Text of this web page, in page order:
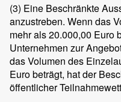
(3) Eine Beschränkte
anzustreben. Wenn das
mehr als 20.000,00 Euro
Unternehmen zur
das Volumen des
Euro beträgt, hat der
öffentlicher